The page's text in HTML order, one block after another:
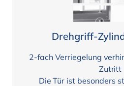
Drehgriff-
2-fach Verriegelung
Zutritt
Die Tür ist besonders